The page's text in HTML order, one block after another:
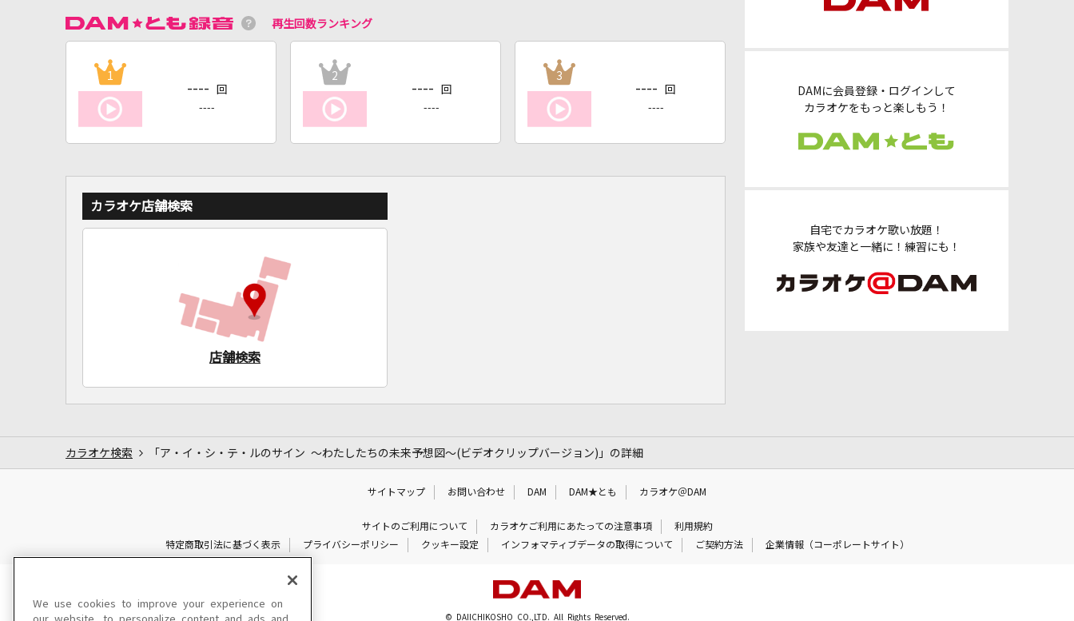
DAMに会員登録・ログインして
カラオケをもっと楽しもう！
自宅でカラオケ歌い放題！
家族や友達と一緒に！練習にも！
再生回数ランキング
1
---- 回
----
2
---- 回
----
3
---- 回
----
カラオケ店舗検索
店舗検索
カラオケ検索 「ア・イ・シ・テ・ルのサイン ～わたしたちの未来予想図～(ビデオクリップバージョン)」の詳細
サイトマップ お問い合わせ DAM DAM★とも カラオケ＠DAM
サイトのご利用について カラオケご利用にあたっての注意事項
利用規約
特定商取引法に基づく表示
プライバシーポリシー クッキー設定 インフォマティブデータの取得について ご契約方法 企業情報（コーポレートサイト）
© DAIICHIKOSHO CO.,LTD. All Rights Reserved.
We use cookies to improve your experience on